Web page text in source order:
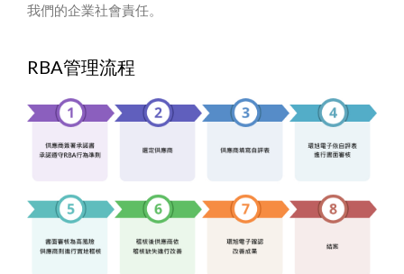
我們的企業社會責任。
RBA管理流程